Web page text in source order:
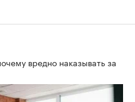
вредно наказывать за